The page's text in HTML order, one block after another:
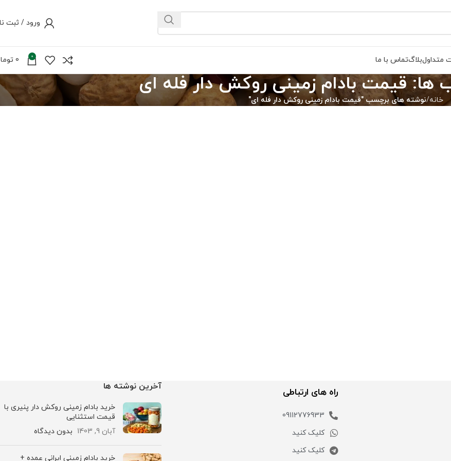
ورود / ثبت
متداولبلاگتماس با ما 0
0
ها: قیمت بادام زمینی روکش دار فله ای
خانه نوشته های برچسب "قیمت بادام زمینی روکش دار فله ای"
راه های ارتباطی
09112776933
کلیک کنید
کلیک کنید
آخرین نوشته ها
خرید بادام زمینی روکش دار پنیری با
قیمت استثنایی
آبان 9, 1403
بدون دیدگاه
خرید بادام زمینی ایرانی عمده +